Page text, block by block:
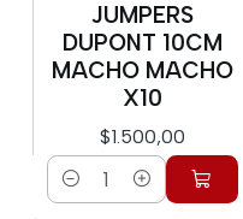
JUMPERS
DUPONT 10CM
MACHO MACHO
X10
$1.500,00
Cantidad